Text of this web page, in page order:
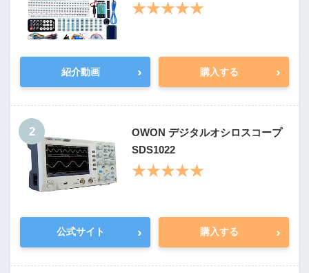
★★★★★
紹介動画 › 購入する ›
2
OWON デジタルオシロスコープ
SDS1022
★★★★★
公式サイト › 購入する ›